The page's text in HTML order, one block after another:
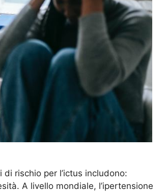
rischio per l’ictus includono:
A livello mondiale, l’ipertensione